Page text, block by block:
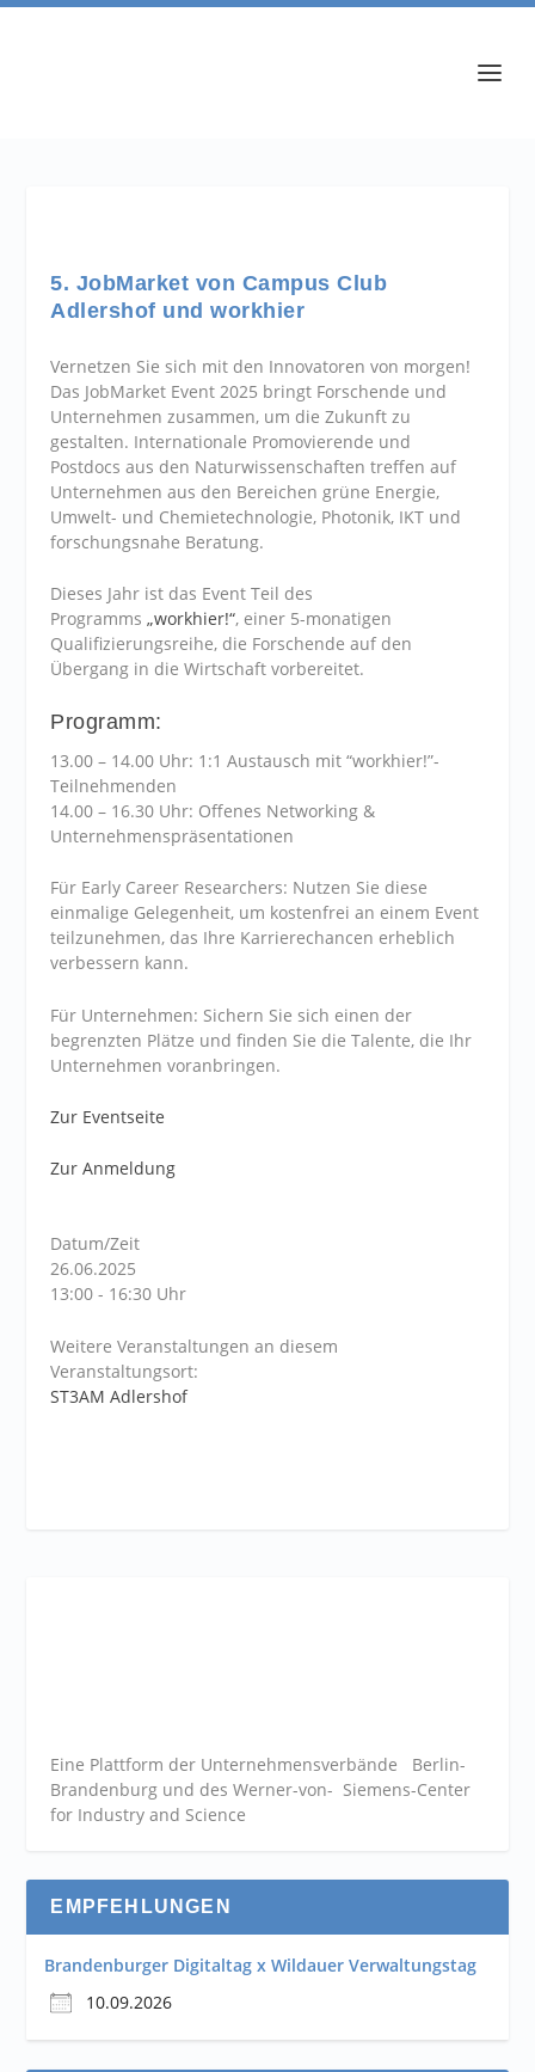
5. JobMarket von Campus Club
Adlershof und workhier
Vernetzen Sie sich mit den Innovatoren von morgen!
Das JobMarket Event 2025 bringt Forschende und
Unternehmen zusammen, um die Zukunft zu
gestalten. Internationale Promovierende und
Postdocs aus den Naturwissenschaften treffen auf
Unternehmen aus den Bereichen grüne Energie,
Umwelt- und Chemietechnologie, Photonik, IKT und
forschungsnahe Beratung.
Dieses Jahr ist das Event Teil des
Programms„workhier!“, einer 5-monatigen
Qualifizierungsreihe, die Forschende auf den
Übergang in die Wirtschaft vorbereitet.
Programm:
13.00 – 14.00 Uhr: 1:1 Austausch mit “workhier!”-
Teilnehmenden
14.00 – 16.30 Uhr: Offenes Networking &
Unternehmenspräsentationen
Für Early Career Researchers: Nutzen Sie diese
einmalige Gelegenheit, um kostenfrei an einem Event
teilzunehmen, das Ihre Karrierechancen erheblich
verbessern kann.
Für Unternehmen: Sichern Sie sich einen der
begrenzten Plätze und finden Sie die Talente, die Ihr
Unternehmen voranbringen.
Zur Eventseite
Zur Anmeldung
Datum/Zeit
26.06.2025
13:00 - 16:30 Uhr
Weitere Veranstaltungen an diesem
Veranstaltungsort:
ST3AM Adlershof
Eine Plattform der Unternehmensverbände Berlin-
Brandenburg und des Werner-von- Siemens-Center
for Industry and Science
EMPFEHLUNGEN
Brandenburger Digitaltag x Wildauer Verwaltungstag
10.09.2026